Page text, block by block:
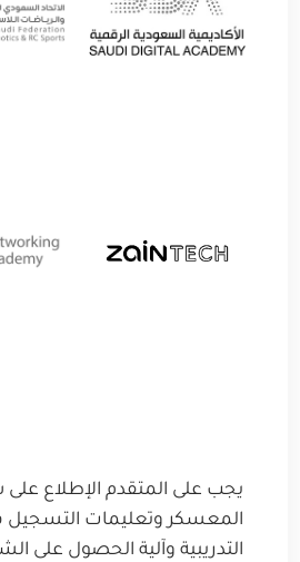
يجب على المتقدم الإطلاع
المعسكر وتعليمات التسجيل
التدريبية وآلية الحصول على